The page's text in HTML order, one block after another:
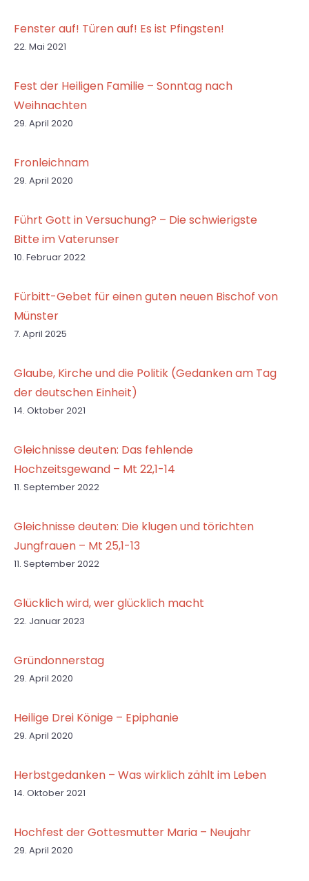
Fenster auf! Türen auf! Es ist Pfingsten!
22. Mai 2021
Fest der Heiligen Familie – Sonntag nach
Weihnachten
29. April 2020
Fronleichnam
29. April 2020
Führt Gott in Versuchung? – Die schwierigste
Bitte im Vaterunser
10. Februar 2022
Fürbitt-Gebet für einen guten neuen Bischof von
Münster
7. April 2025
Glaube, Kirche und die Politik (Gedanken am Tag
der deutschen Einheit)
14. Oktober 2021
Gleichnisse deuten: Das fehlende
Hochzeitsgewand – Mt 22,1-14
11. September 2022
Gleichnisse deuten: Die klugen und törichten
Jungfrauen – Mt 25,1-13
11. September 2022
Glücklich wird, wer glücklich macht
22. Januar 2023
Gründonnerstag
29. April 2020
Heilige Drei Könige – Epiphanie
29. April 2020
Herbstgedanken – Was wirklich zählt im Leben
14. Oktober 2021
Hochfest der Gottesmutter Maria – Neujahr
29. April 2020